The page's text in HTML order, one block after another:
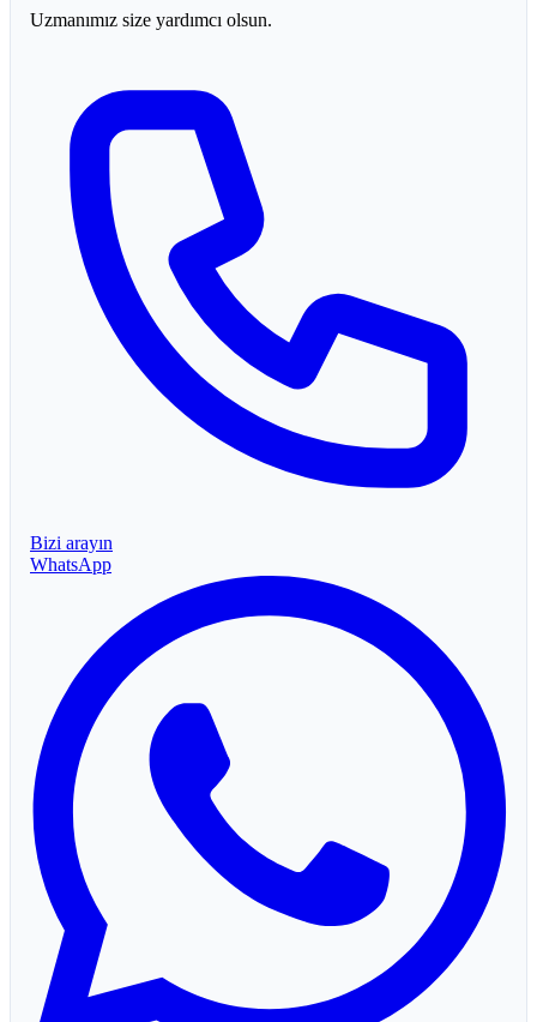
Uzmanımız size yardımcı olsun.
Bizi arayın
WhatsApp